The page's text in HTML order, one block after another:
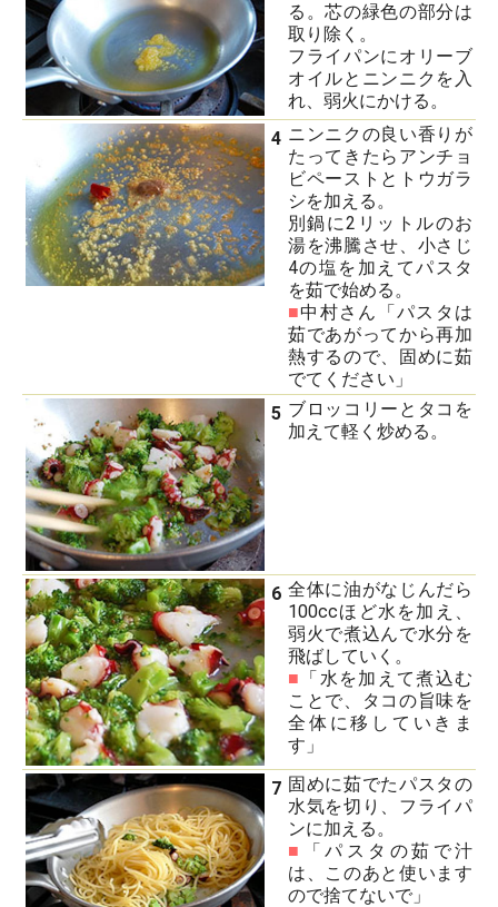
る。芯の緑色の部分は
取り除く。
フライパンにオリーブ
オイルとニンニクを入
れ、弱火にかける。
4 ニンニクの良い香りが
たってきたらアンチョ
ビペーストとトウガラ
シを加える。
別鍋に2リットルのお
湯を沸騰させ、小さじ
4の塩を加えてパスタ
を茹で始める。
■中村さん「パスタは
茹であがってから再加
熱するので、固めに茹
でてください」
5 ブロッコリーとタコを
加えて軽く炒める。
6 全体に油がなじんだら
100ccほど水を加え、
弱火で煮込んで水分を
飛ばしていく。
■ 「水を加えて煮込む
ことで、タコの旨味を
全体に移していきま
す」
7 固めに茹でたパスタの
水気を切り、フライパ
ンに加える。
■
「パスタの茹で汁
は、このあと使います
ので捨てないで」